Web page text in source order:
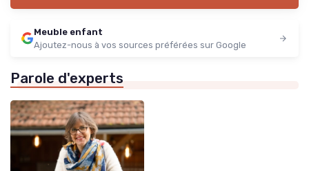
Meuble enfant
Ajoutez-nous à vos sources préférées sur Google
Parole d'experts